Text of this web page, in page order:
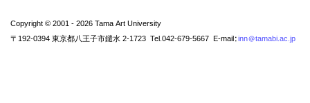
Copyright © 2001 - 2026 Tama Art University
〒192-0394 東京都八王子市鑓水 2-1723 Tel.042-679-5667 E-mail:inn@tamabi.ac.jp